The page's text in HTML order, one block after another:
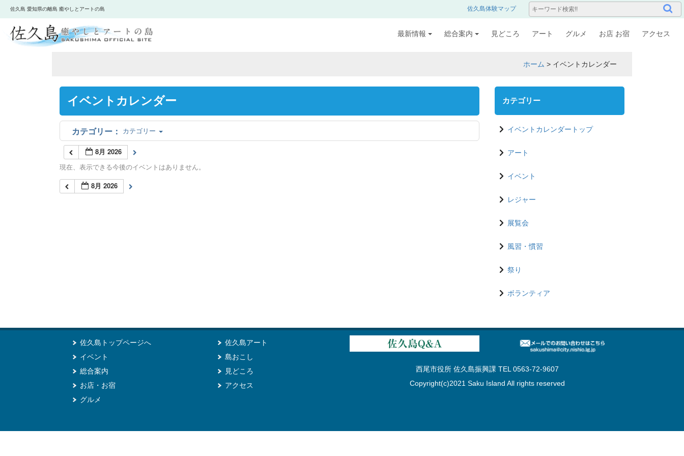
佐久島 愛知県の離島 癒やしとアートの島 佐久島体験マップ
最新情報 総合案内 見どころ アート グルメ お店 お宿 アクセス
ホーム > イベントカレンダー
イベントカレンダー
カテゴリー
8月 2026
現在、表示できる今後のイベントはありません。
8月 2026
カテゴリー
イベントカレンダートップ
アート
イベント
レジャー
展覧会
風習・慣習
祭り
ボランティア
佐久島トップページへ
イベント
総合案内
お店・お宿
グルメ
佐久島アート
島おこし
見どころ
アクセス
西尾市役所 佐久島振興課 TEL 0563-72-9607
Copyright(c)2021 Saku Island All rights reserved